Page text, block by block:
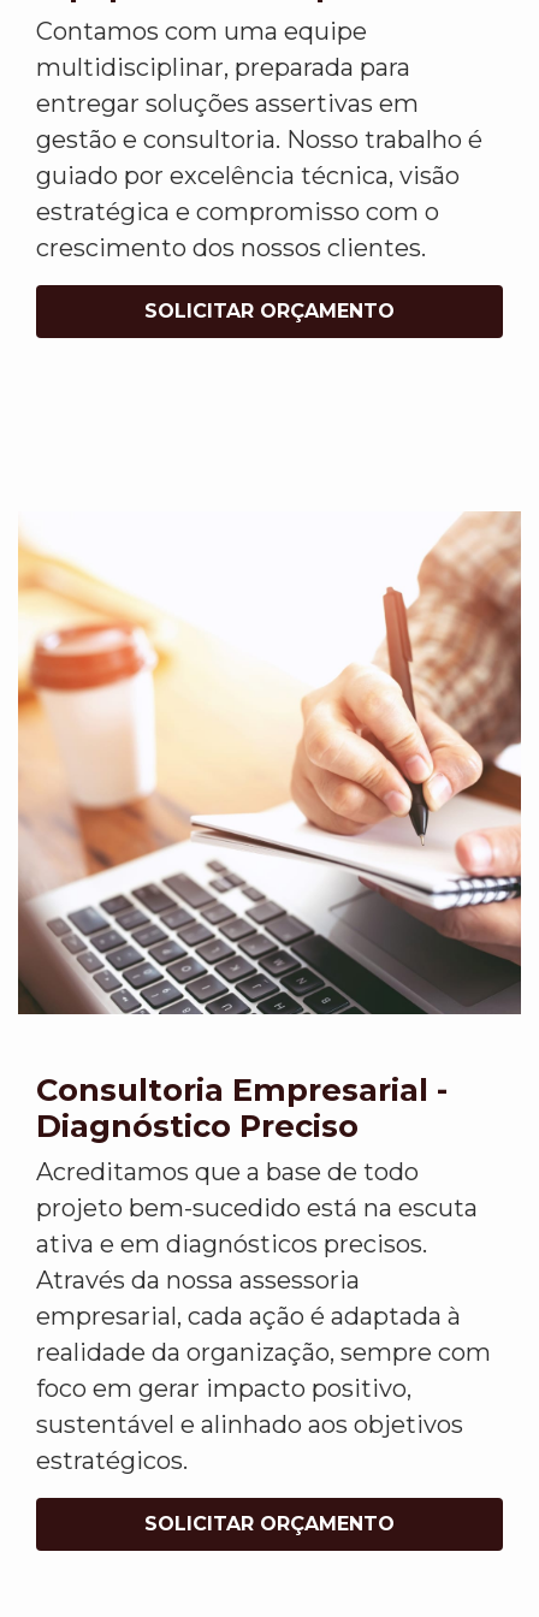
Contamos com uma equipe
multidisciplinar, preparada para
entregar soluções assertivas em
gestão e consultoria. Nosso trabalho é
guiado por excelência técnica, visão
estratégica e compromisso com o
crescimento dos nossos clientes.
SOLICITAR ORÇAMENTO
Consultoria Empresarial -
Diagnóstico Preciso
Acreditamos que a base de todo
projeto bem-sucedido está na escuta
ativa e em diagnósticos precisos.
Através da nossa assessoria
empresarial, cada ação é adaptada à
realidade da organização, sempre com
foco em gerar impacto positivo,
sustentável e alinhado aos objetivos
estratégicos.
SOLICITAR ORÇAMENTO